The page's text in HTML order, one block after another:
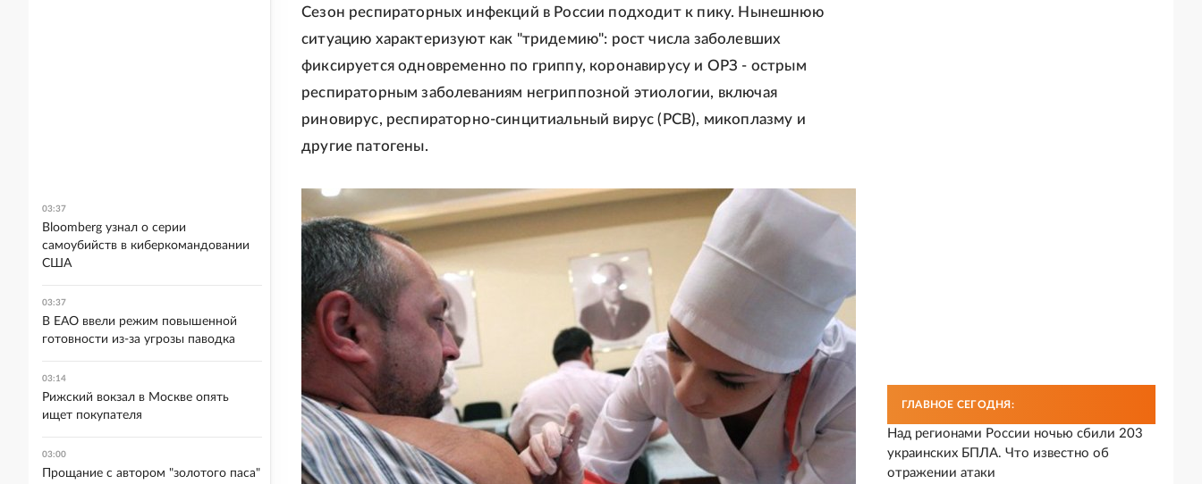
Сезон респираторных инфекций в России подходит к пику. Нынешнюю
ситуацию характеризуют как "тридемию": рост числа заболевших
фиксируется одновременно по гриппу, коронавирусу и ОРЗ - острым
респираторным заболеваниям негриппозной этиологии, включая
риновирус, респираторно-синцитиальный вирус (РСВ), микоплазму и
другие патогены.
ГЛАВНОЕ СЕГОДНЯ:
Над регионами России ночью сбили 203
украинских БПЛА. Что известно об
отражении атаки
03:37
Bloomberg узнал о серии
самоубийств в киберкомандовании
США
03:37
В ЕАО ввели режим повышенной
готовности из-за угрозы паводка
03:14
Рижский вокзал в Москве опять
ищет покупателя
03:00
Прощание с автором "золотого паса"